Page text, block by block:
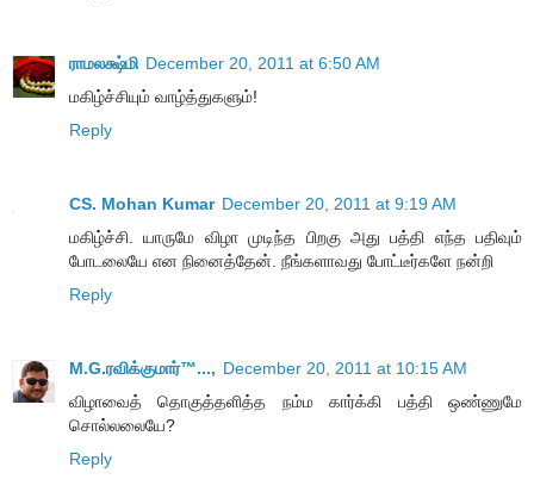
ராமலக்ஷ்மி December 20, 2011 at 6:50 AM
மகிழ்ச்சியும் வாழ்த்துகளும்!
Reply
CS. Mohan Kumar December 20, 2011 at 9:19 AM
மகிழ்ச்சி. யாருமே விழா முடிந்த பிறகு அது பத்தி எந்த பதிவும்
போடலையே என நினைத்தேன். நீங்களாவது போட்டீர்களே நன்றி
Reply
M.G.ரவிக்குமார்™..., December 20, 2011 at 10:15 AM
விழாவைத் தொகுத்தளித்த நம்ம கார்க்கி பத்தி ஒண்ணுமே
சொல்லலையே?
Reply